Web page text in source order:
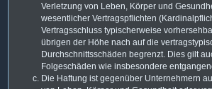
Verletzung von Leben, Körper und
wesentlicher Vertragspflichten
Vertragsschluss typischerweise
übrigen der Höhe nach auf die
Durchschnittsschäden begrenzt. Dies gilt
Folgeschäden wie insbesondere
Die Haftung ist gegenüber Unternehmern